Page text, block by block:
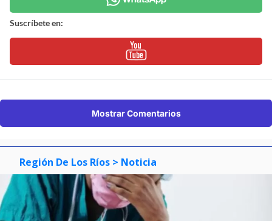
Suscríbete en:
Mostrar Comentarios
Región De Los Ríos > Noticia